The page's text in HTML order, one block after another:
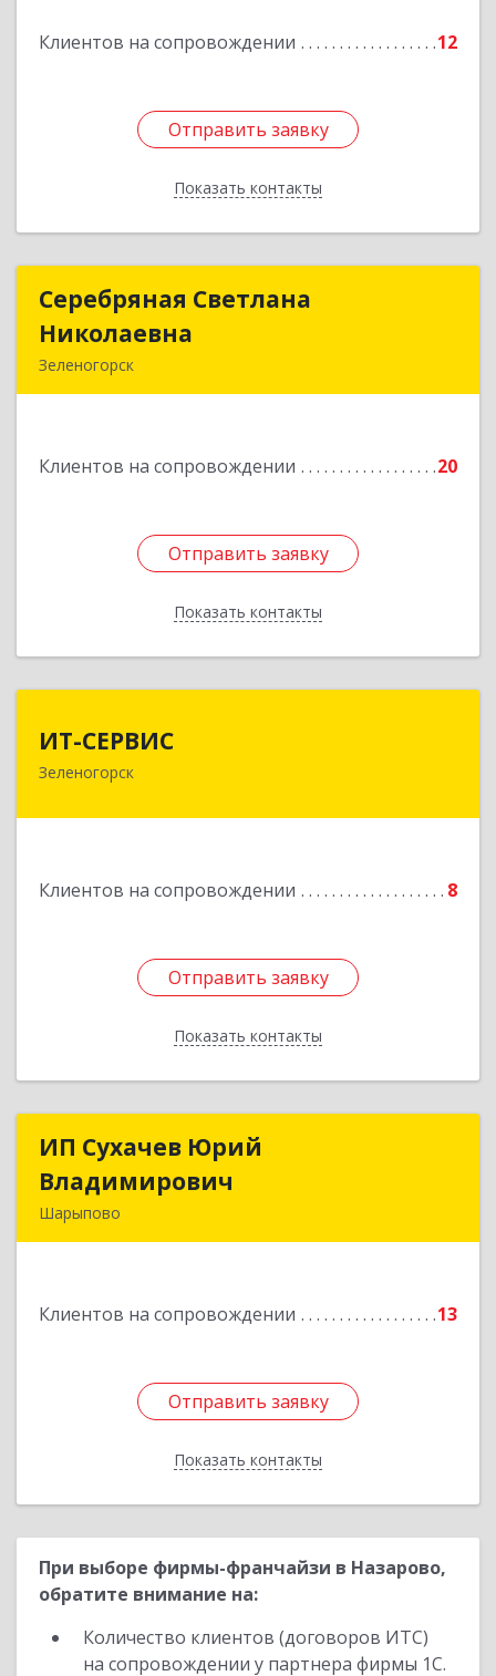
Клиентов на сопровождении 12
Отправить заявку
Показать контакты
Отправить заявку
Назад
Серебряная Светлана
Николаевна
Зеленогорск
Клиентов на сопровождении 20
Отправить заявку
Показать контакты
Серебряная Светлана
Подробнее
Отправить заявку
Назад
ИТ-СЕРВИС
Зеленогорск
Клиентов на сопровождении 8
Отправить заявку
Показать контакты
663690, Красноярский край, Зеленогорск г,
Отправить заявку
Назад
ИП Сухачев Юрий
Владимирович
Шарыпово
Клиентов на сопровождении 13
Отправить заявку
Показать контакты
ИП Сухачев Юрий
Подробнее
Отправить заявку
Назад
При выборе фирмы-франчайзи в Назарово,
обратите внимание на:
Количество клиентов (договоров ИТС)
на сопровождении у партнера фирмы 1С.